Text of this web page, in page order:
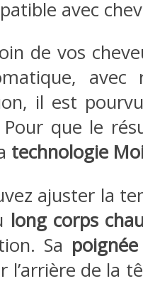
avec
de vos
il est
que le
technologie
ajuster la
long corps
Sa
l’arrière de la